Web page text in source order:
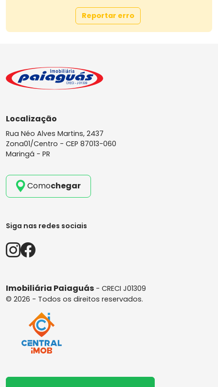
Reportar erro
Localização
Rua Néo Alves Martins, 2437
Zona01/Centro - CEP 87013-060
Maringá - PR
Comochegar
Siga nas redes sociais
Imobiliária Paiaguás - CRECI J01309
© 2026 - Todos os direitos reservados.